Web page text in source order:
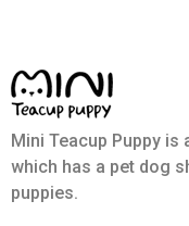
Mini Teacup Puppy
which has a pet dog
puppies.